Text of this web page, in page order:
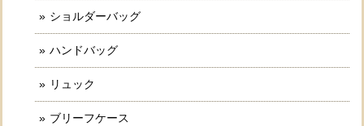
ショルダーバッグ
ハンドバッグ
リュック
ブリーフケース